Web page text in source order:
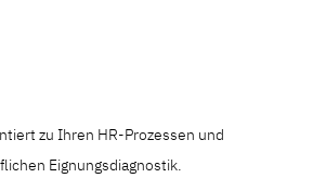
zu Ihren HR-Prozessen und
Eignungsdiagnostik.